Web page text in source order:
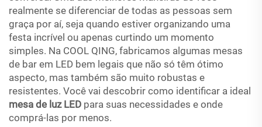
realmente se diferenciar de todas as pessoas sem
graça por aí, seja quando estiver organizando uma
festa incrível ou apenas curtindo um momento
simples. Na COOL QING, fabricamos algumas mesas
de bar em LED bem legais que não só têm ótimo
aspecto, mas também são muito robustas e
resistentes. Você vai descobrir como identificar a ideal
mesa de luz LED para suas necessidades e onde
comprá-las por menos.